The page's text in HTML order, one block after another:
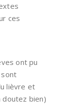
ces
ont pu
lièvre et
doutez bien)